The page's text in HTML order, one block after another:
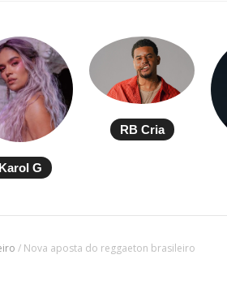
Karol G
RB Cria
/ Nova aposta do reggaeton brasileiro